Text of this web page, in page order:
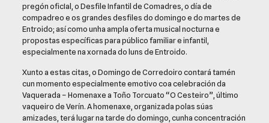
pregón oficIal, o Desfile Infantil de Comadres, o día de
compadreo e os grandes desfiles do domingo e do martes de
Entroido; así como unha ampla oferta musical nocturna e
propostas específicas para público familiar e infantil,
especialmente na xornada do luns de Entroido.
Xunto a estas citas, o Domingo de Corredoiro contará tamén
cun momento especialmente emotivo coa celebración da
Vaquerada – Homenaxe a Toño Torcuato “O Cesteiro”, último
vaqueiro de Verín. A homenaxe, organizada polas súas
amizades, terá lugar na tarde do domingo, cunha concentración